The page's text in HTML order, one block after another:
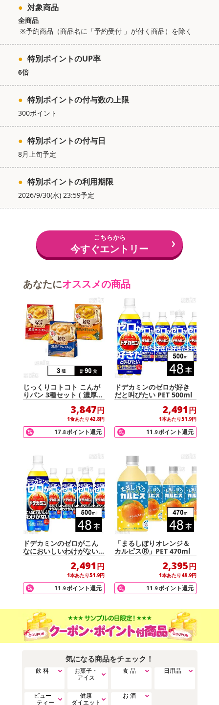
● 対象商品
全商品
※予約商品（商品名に「予約受付 」が付く商品）を除く
● 特別ポイントのUP率
6倍
● 特別ポイントの付与数の上限
300ポイント
● 特別ポイントの付与日
8月上旬予定
● 特別ポイントの利用期限
2026/9/30(水) 23:59予定
こちらから
今すぐエントリー
あなたにオススメの商品
じっくりコトコト こんが
りパン 3種セット ( 濃厚コ
ーンポタージュ / 濃厚か
ぼちゃポタージュ / 濃厚
クラムポタージュ )
3,847円
1食あたり 42.8円
17.8ポイント還元
ドデカミンのゼロが好き
だと叫びたい PET 500ml
2,491円
1本あたり51.9円
11 .9ポイント還元
ドデカミンのゼロがこん
なにおいしいわけがない P
ET 500ml
2,491円
1本あたり51.9円
11 .9ポイント還元
「まるしぼりオレンジ＆
カルピスⓇ」PET 470ml
2,395円
1本あたり 49.9円
11 .9ポイント還元
気になる商品をチェック！
飲 料
お菓子・
アイス
食 品 日用品
ビュー
ティー
健康
ダイエット
お 酒